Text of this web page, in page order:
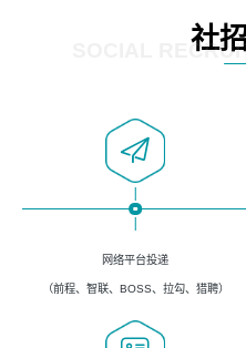
4、掌握DevOps思想、方法和流程。
5、掌握常见中间件配置与优化，如mysql
社
SOCIAL
网络平台投递
（前程、智联、BOSS、拉勾、猎聘）